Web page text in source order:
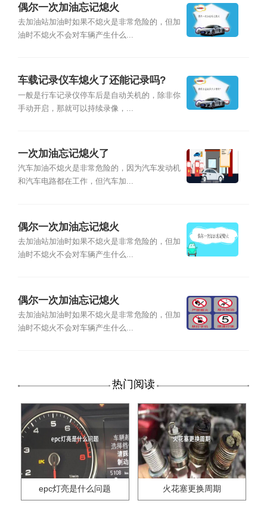
偶尔一次加油忘记熄火
去加油站加油时如果不熄火是非常危险的，但加
油时不熄火不会对车辆产生什么...
车载记录仪车熄火了还能记录吗?
一般是行车记录仪停车后是自动关机的，除非你
手动开启，那就可以持续录像，...
一次加油忘记熄火了
汽车加油不熄火是非常危险的，因为汽车发动机
和汽车电路都在工作，但汽车加...
偶尔一次加油忘记熄火
去加油站加油时如果不熄火是非常危险的，但加
油时不熄火不会对车辆产生什么...
偶尔一次加油忘记熄火
去加油站加油时如果不熄火是非常危险的，但加
油时不熄火不会对车辆产生什么...
热门阅读
epc灯亮是什么问题 火花塞更换周期